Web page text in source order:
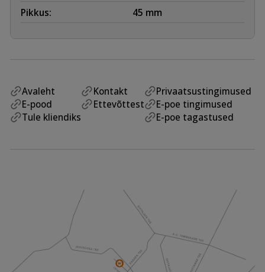
Pikkus:
45 mm
Avaleht
E-pood
Tule kliendiks
Kontakt
Ettevõttest
Privaatsustingimused
E-poe tingimused
E-poe tagastused